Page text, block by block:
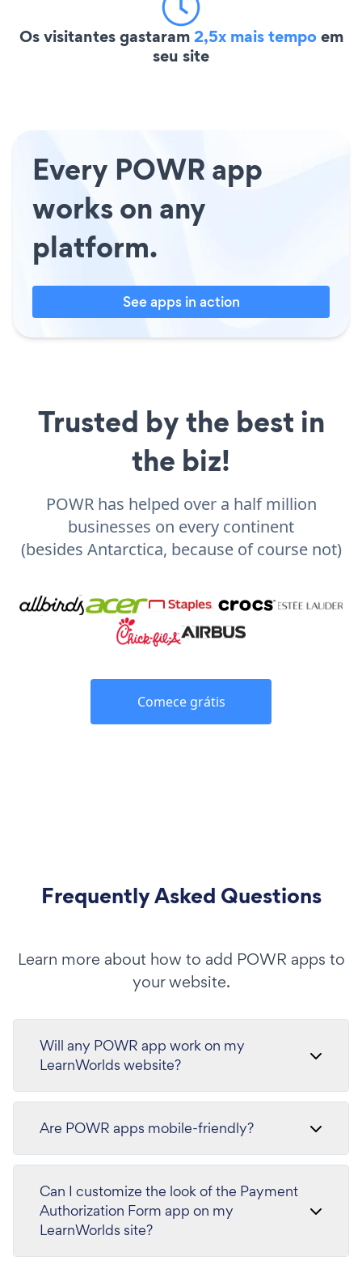
Os visitantes gastaram2,5x mais tempoem
seu site
Every POWR app
works on any
platform.
See apps in action
Trusted by the best in
the biz!
POWR has helped over a half million
businesses on every continent
(besides Antarctica, because of course not)
Comece grátis
Frequently Asked Questions
Learn more about how to add POWR apps to
your website.
Will any POWR app work on my
LearnWorlds website?
Are POWR apps mobile-friendly?
Can I customize the look of the Payment
Authorization Form app on my
LearnWorlds site?